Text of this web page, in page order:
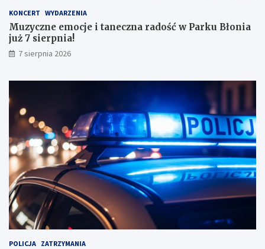
m
i
w
y
k
a
m
KONCERT WYDARZENIA
Muzyczne emocje i taneczna radość w Parku Błonia
już 7 sierpnia!
7 sierpnia 2026
POLICJA ZATRZYMANIA